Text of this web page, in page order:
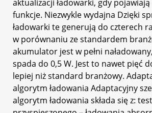
aktualizacji ładowarki, gdy
funkcje. Niezwykle wydajna Dzięki
ładowarki te generują do czterech
w porównaniu ze standardem
akumulator jest w pełni
spada do 0,5 W. Jest to nawet pięć
lepiej niż standard branżowy.
algorytm ładowania Adaptacyjny
algorytm ładowania składa się z: